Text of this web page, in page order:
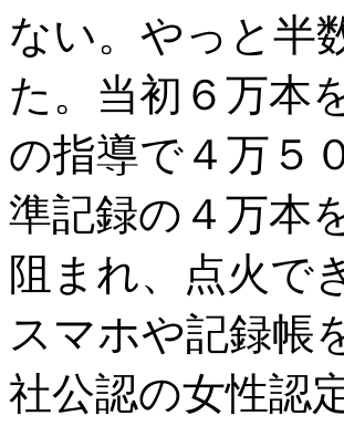
ない。やっと半
た。当初６万本
の指導で４万５
準記録の４万本
阻まれ、点火で
スマホや記録帳
社公認の女性認